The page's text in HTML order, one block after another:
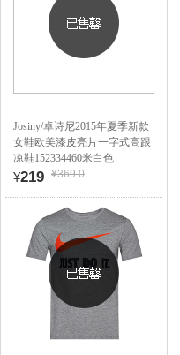
Josiny/卓诗尼2015年夏季新款
女鞋欧美漆皮亮片一字式高跟
凉鞋152334460米白色
¥219 ¥369.0